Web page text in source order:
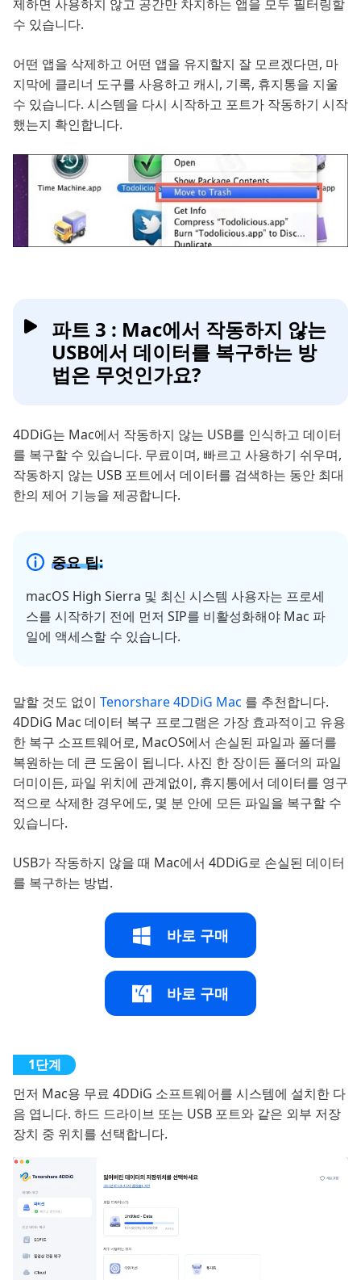
제하면 사용하지 않고 공간만 차지하는 앱을 모두 필터링할
수 있습니다.
어떤 앱을 삭제하고 어떤 앱을 유지할지 잘 모르겠다면, 마
지막에 클리너 도구를 사용하고 캐시, 기록, 휴지통을 지울
수 있습니다. 시스템을 다시 시작하고 포트가 작동하기 시작
했는지 확인합니다.
파트 3 : Mac에서 작동하지 않는
USB에서 데이터를 복구하는 방
법은 무엇인가요?
4DDiG는 Mac에서 작동하지 않는 USB를 인식하고 데이터
를 복구할 수 있습니다. 무료이며, 빠르고 사용하기 쉬우며,
작동하지 않는 USB 포트에서 데이터를 검색하는 동안 최대
한의 제어 기능을 제공합니다.
중요 팁:
macOS High Sierra 및 최신 시스템 사용자는 프로세
스를 시작하기 전에 먼저 SIP를 비활성화해야 Mac 파
일에 액세스할 수 있습니다.
말할 것도 없이 Tenorshare 4DDiG Mac 를 추천합니다.
4DDiG Mac 데이터 복구 프로그램은 가장 효과적이고 유용
한 복구 소프트웨어로, MacOS에서 손실된 파일과 폴더를
복원하는 데 큰 도움이 됩니다. 사진 한 장이든 폴더의 파일
더미이든, 파일 위치에 관계없이, 휴지통에서 데이터를 영구
적으로 삭제한 경우에도, 몇 분 안에 모든 파일을 복구할 수
있습니다.
USB가 작동하지 않을 때 Mac에서 4DDiG로 손실된 데이터
를 복구하는 방법.
바로 구매
바로 구매
먼저 Mac용 무료 4DDiG 소프트웨어를 시스템에 설치한 다
음 엽니다. 하드 드라이브 또는 USB 포트와 같은 외부 저장
장치 중 위치를 선택합니다.